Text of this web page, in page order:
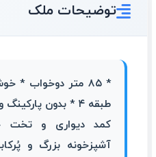
توضیحات ملک
* ۸۵ متر دوخواب
طبقه ۴ * بدون
کمد دیواری و تخت
آشپزخونه بزرگ و